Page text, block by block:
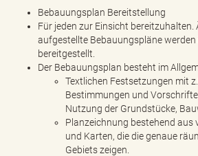
Bebauungsplan Bereitstellung
Für jeden zur Einsicht bereitzuhalten.
aufgestellte Bebauungspläne
bereitgestellt.
Der Bebauungsplan besteht im
Textlichen Festsetzungen mit
Bestimmungen und
Nutzung der Grundstücke,
Planzeichnung bestehend aus
und Karten, die die genaue
Gebiets zeigen.